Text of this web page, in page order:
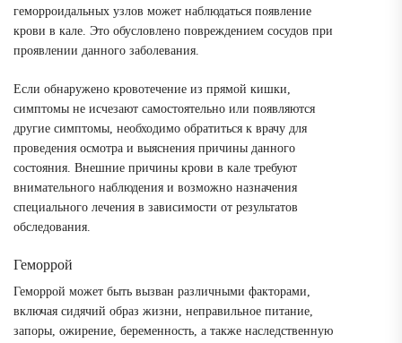
геморроидальных узлов может наблюдаться появление
крови в кале. Это обусловлено повреждением сосудов при
проявлении данного заболевания.
Если обнаружено кровотечение из прямой кишки,
симптомы не исчезают самостоятельно или появляются
другие симптомы, необходимо обратиться к врачу для
проведения осмотра и выяснения причины данного
состояния. Внешние причины крови в кале требуют
внимательного наблюдения и возможно назначения
специального лечения в зависимости от результатов
обследования.
Геморрой
Геморрой может быть вызван различными факторами,
включая сидячий образ жизни, неправильное питание,
запоры, ожирение, беременность, а также наследственную